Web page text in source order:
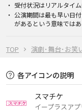
TOP 演劇･舞台･お笑
受付状況はリアルタイ
公演期間は最も早い日
があるという意味ではあ
各アイコンの説明
スマチケ
イープラスア